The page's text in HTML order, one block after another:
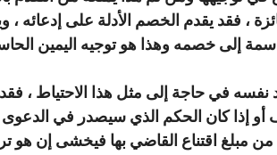
، فقد يقدم الخصم الأدلة على إدعائه
إلى خصمه وهذا هو توجيه اليمين
في حاجة إلى مثل هذا الاحتياط ،
أو إذا كان الحكم الذي سيصدر في
مبلغ اقتناع القاضي بها فيخشى إن